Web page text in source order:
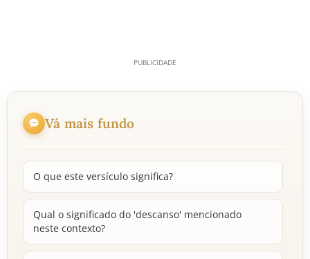
Vá mais fundo
O que este versículo significa?
Qual o significado do 'descanso' mencionado
neste contexto?